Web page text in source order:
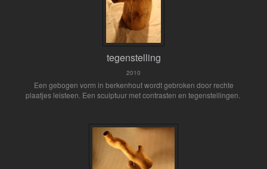
tegenstelling
2010
Een gebogen vorm in berkenhout wordt gebroken door rechte
plaatjes leisteen. Een sculptuur met contrasten en tegenstellingen.